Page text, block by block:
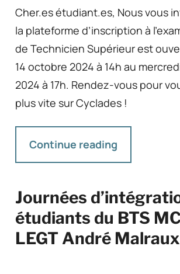
Cher.es étudiant.es, Nous vous
la plateforme d’inscription à
de Technicien Supérieur est
14 octobre 2024 à 14h au
2024 à 17h. Rendez-vous pour
plus vite sur Cyclades !
Continue reading
Journées
étudiants du BTS
LEGT André Malraux